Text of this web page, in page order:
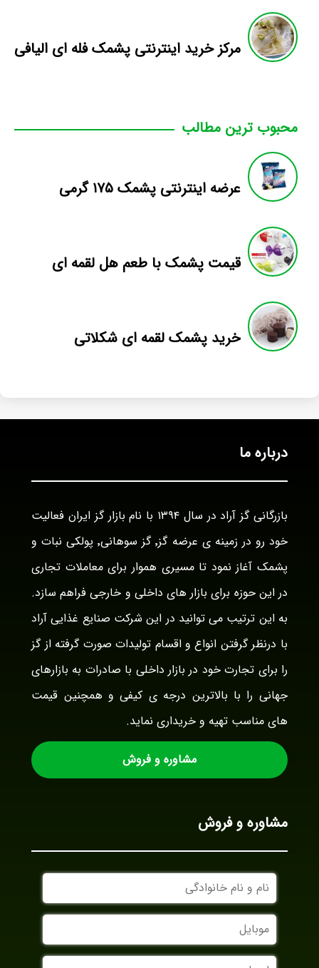
مرکز خرید اینترنتی پشمک فله ای الیافی
محبوب ترین مطالب
عرضه اینترنتی پشمک ۱۷۵ گرمی
قیمت پشمک با طعم هل لقمه ای
خرید پشمک لقمه ای شکلاتی
درباره ما
بازرگانی گز آراد در سال ۱۳۹۴ با نام بازار گز ایران فعالیت
خود رو در زمینه ی عرضه گز٬ گز سوهانی٬ پولکی نبات و
پشمک آغاز نمود تا مسیری هموار برای معاملات تجاری
در این حوزه برای بازار های داخلی و خارجی فراهم سازد.
به این ترتیب می توانید در این شرکت صنایع غذایی آراد
با درنظر گرفتن انواع و اقسام تولیدات صورت گرفته از گز
را برای تجارت خود در بازار داخلی با صادرات به بازارهای
جهانی را با بالاترین درجه ی کیفی و همچنین قیمت
های مناسب تهیه و خریداری نماید.
مشاوره و فروش
مشاوره و فروش
نام
و
نام
خانوادگی
موبایل
ایمیل